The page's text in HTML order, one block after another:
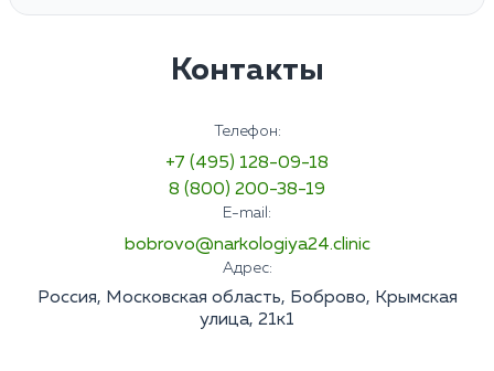
Контакты
Телефон:
+7 (495) 128-09-18
8 (800) 200-38-19
E-mail:
bobrovo@narkologiya24.clinic
Адрес:
Россия, Московская область, Боброво, Крымская
улица, 21к1